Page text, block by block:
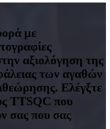
με
αξιολόγηση της
των αγαθών
Ελέγξτε
TTSQC που
σας που σας